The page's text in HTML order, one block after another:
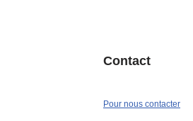
Contact
Pour nous contacter